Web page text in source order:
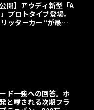
公開】アウディ新型「A
プロトタイプ登場。
ッターカー”が最高
リーBEVとして復活
】
ド一強への回答。ホ
と噂される次期フラ